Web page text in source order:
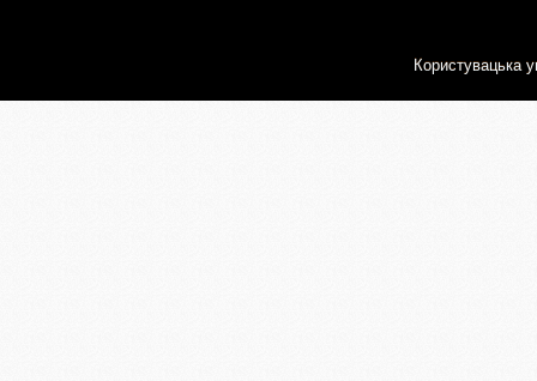
Користувацька